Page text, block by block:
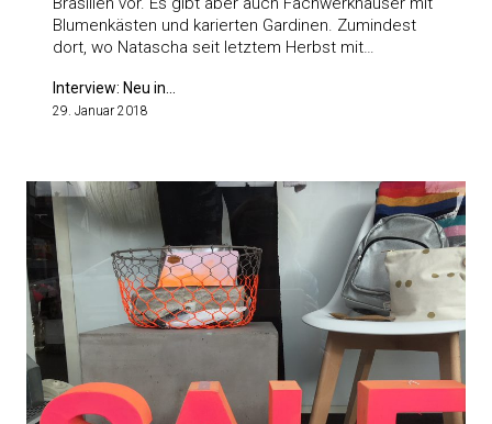
Blumenkästen und karierten Gardinen. Zumindest
dort, wo Natascha seit letztem Herbst mit…
Interview: Neu in...
29. Januar 2018